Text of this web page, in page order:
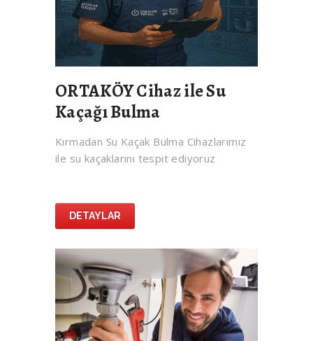
ORTAKÖY Cihaz ile Su
Kaçağı Bulma
Kırmadan Su Kaçak Bulma Cihazlarımız
ile su kaçaklarını tespit ediyoruz
DETAYLAR